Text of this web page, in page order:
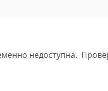
недоступна.